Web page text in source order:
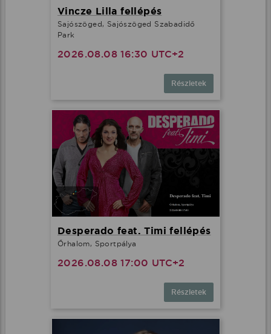
Vincze Lilla fellépés
Sajószöged, Sajószöged Szabadidő
Park
2026.08.08 16:30 UTC+2
Részletek
Desperado feat. Timi fellépés
Őrhalom, Sportpálya
2026.08.08 17:00 UTC+2
Részletek